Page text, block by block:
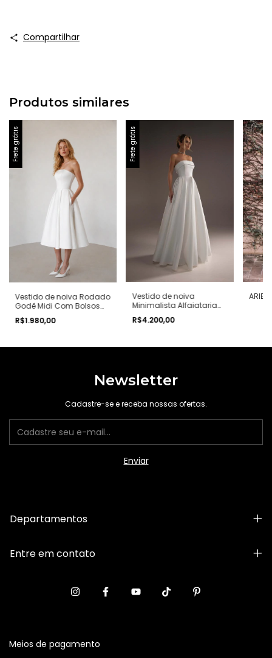
Compartilhar
Produtos similares
Frete grátis
Vestido de noiva Rodado
Godê Midi Com Bolsos
Celine
R$1.980,00
Frete grátis
Vestido de noiva
Minimalista Alfaiataria
Rodado Godê Longo
Singele
R$4.200,00
ARIEN
Newsletter
Cadastre-se e receba nossas ofertas.
Departamentos
Entre em contato
Meios de pagamento